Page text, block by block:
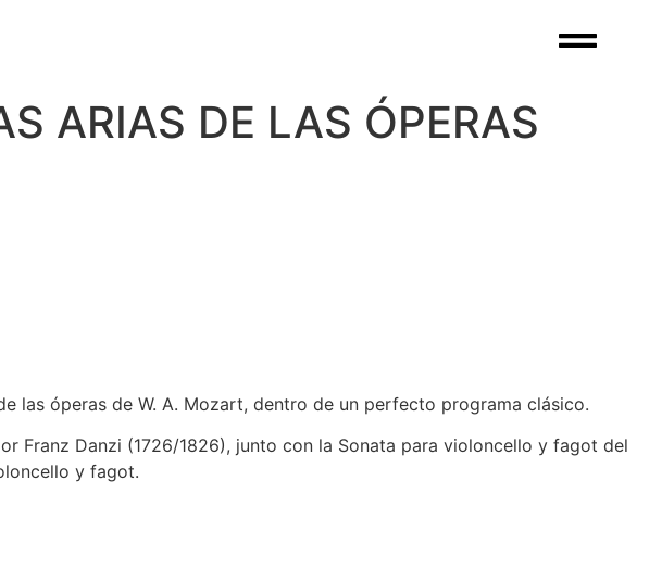
ARIAS DE LAS ÓPERAS
las óperas de W. A. Mozart, dentro de un perfecto programa clásico.
Franz Danzi (1726/1826), junto con la Sonata para violoncello y fagot del
y fagot.